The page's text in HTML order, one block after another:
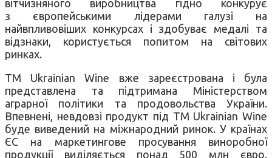
вітчизняного виробництва гідно конкурує
з європейськими лідерами галузі на
найвпливовіших конкурсах і здобуває медалі та
відзнаки, користується попитом на світових
ринках.
ТМ Ukrainian Wine вже зареєстрована і була
представлена та підтримана Міністерством
аграрної політики та продовольства України.
Впевнені, невдовзі продукт під ТМ Ukrainian Wine
буде виведений на міжнародний ринок. У країнах
ЄС на маркетингове просування виноробної
продукції виділяється понад 500 млн євро.